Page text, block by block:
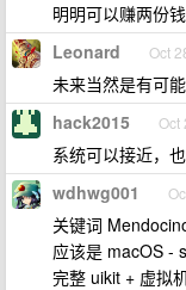
明明可以赚两份
Leonard Oct
未来当然是有可
hack2015 Oct
系统可以接近，
wdhwg001
关键词
应该是 macOS -
完整 uikit + 虚拟